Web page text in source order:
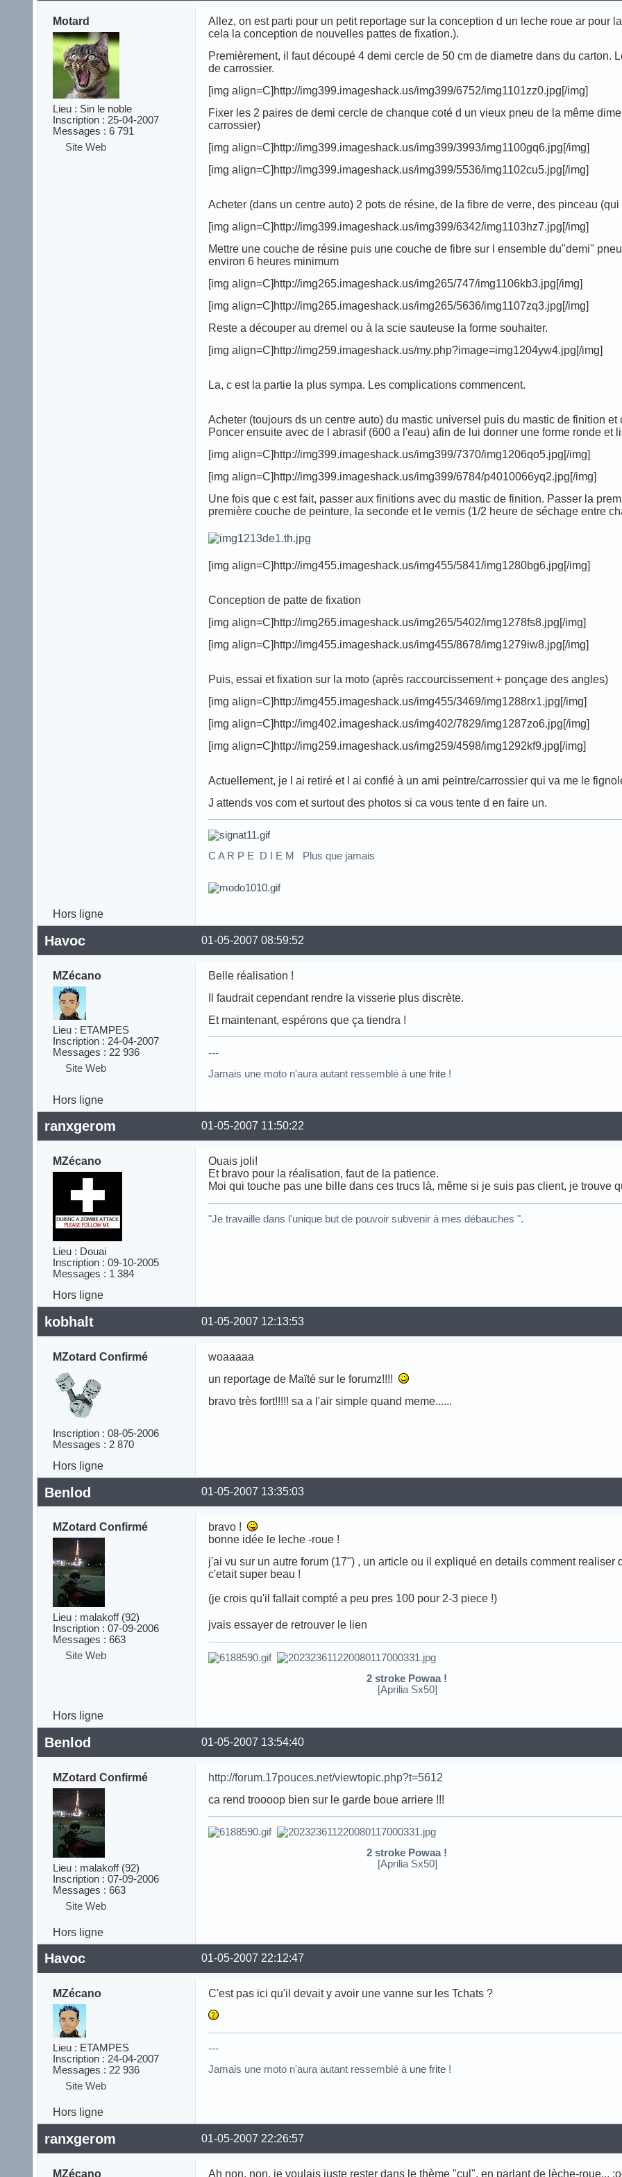
Motard
Lieu : Sin le noble
Inscription : 25-04-2007
Messages : 6 791
Site Web
Allez, on est parti pour un petit reportage sur la conception d un leche roue ar pour
cela la conception de nouvelles pattes de fixation.).
Premièrement, il faut découpé 4 demi cercle de 50 cm de diametre dans du carton.
de carrossier.
[img align=C]http://img399.imageshack.us/img399/6752/img1101zz0.jpg[/img]
Fixer les 2 paires de demi cercle de chanque coté d un vieux pneu de la même
carrossier)
[img align=C]http://img399.imageshack.us/img399/3993/img1100gq6.jpg[/img]
[img align=C]http://img399.imageshack.us/img399/5536/img1102cu5.jpg[/img]
Acheter (dans un centre auto) 2 pots de résine, de la fibre de verre, des pinceau
[img align=C]http://img399.imageshack.us/img399/6342/img1103hz7.jpg[/img]
Mettre une couche de résine puis une couche de fibre sur l ensemble du"demi"
environ 6 heures minimum
[img align=C]http://img265.imageshack.us/img265/747/img1106kb3.jpg[/img]
[img align=C]http://img265.imageshack.us/img265/5636/img1107zq3.jpg[/img]
Reste a découper au dremel ou à la scie sauteuse la forme souhaiter.
[img align=C]http://img259.imageshack.us/my.php?image=img1204yw4.jpg[/img]
La, c est la partie la plus sympa. Les complications commencent.
Acheter (toujours ds un centre auto) du mastic universel puis du mastic de finition
Poncer ensuite avec de l abrasif (600 a l'eau) afin de lui donner une forme ronde et
[img align=C]http://img399.imageshack.us/img399/7370/img1206qo5.jpg[/img]
[img align=C]http://img399.imageshack.us/img399/6784/p4010066yq2.jpg[/img]
Une fois que c est fait, passer aux finitions avec du mastic de finition. Passer la
première couche de peinture, la seconde et le vernis (1/2 heure de séchage entre
[img align=C]http://img455.imageshack.us/img455/5841/img1280bg6.jpg[/img]
Conception de patte de fixation
[img align=C]http://img265.imageshack.us/img265/5402/img1278fs8.jpg[/img]
[img align=C]http://img455.imageshack.us/img455/8678/img1279iw8.jpg[/img]
Puis, essai et fixation sur la moto (après raccourcissement + ponçage des angles)
[img align=C]http://img455.imageshack.us/img455/3469/img1288rx1.jpg[/img]
[img align=C]http://img402.imageshack.us/img402/7829/img1287zo6.jpg[/img]
[img align=C]http://img259.imageshack.us/img259/4598/img1292kf9.jpg[/img]
Actuellement, je l ai retiré et l ai confié à un ami peintre/carrossier qui va me le
J attends vos com et surtout des photos si ca vous tente d en faire un.
C A R P E D I E M Plus que jamais
Hors ligne
01-05-2007 08:59:52
Havoc
MZécano
Lieu : ETAMPES
Inscription : 24-04-2007
Messages : 22 936
Site Web
Belle réalisation !
Il faudrait cependant rendre la visserie plus discrète.
Et maintenant, espérons que ça tiendra !
---
Jamais une moto n'aura autant ressemblé à une frite !
Hors ligne
01-05-2007 11:50:22
ranxgerom
MZécano
Lieu : Douai
Inscription : 09-10-2005
Messages : 1 384
Ouais joli!
Et bravo pour la réalisation, faut de la patience.
Moi qui touche pas une bille dans ces trucs là, même si je suis pas client, je trouve
"Je travaille dans l'unique but de pouvoir subvenir à mes débauches ".
Hors ligne
01-05-2007 12:13:53
kobhalt
MZotard Confirmé
Inscription : 08-05-2006
Messages : 2 870
woaaaaa
un reportage de Maïté sur le forumz!!!!
bravo très fort!!!!! sa a l'air simple quand meme......
Hors ligne
01-05-2007 13:35:03
Benlod
MZotard Confirmé
Lieu : malakoff (92)
Inscription : 07-09-2006
Messages : 663
Site Web
bravo !
bonne idée le leche -roue !
j'ai vu sur un autre forum (17") , un article ou il expliqué en details comment
c'etait super beau !
(je crois qu'il fallait compté a peu pres 100 pour 2-3 piece !)
jvais essayer de retrouver le lien
2 stroke Powaa !
[Aprilia Sx50]
Hors ligne
01-05-2007 13:54:40
Benlod
MZotard Confirmé
Lieu : malakoff (92)
Inscription : 07-09-2006
Messages : 663
Site Web
http://forum.17pouces.net/viewtopic.php?t=5612
ca rend troooop bien sur le garde boue arriere !!!
2 stroke Powaa !
[Aprilia Sx50]
Hors ligne
01-05-2007 22:12:47
Havoc
MZécano
Lieu : ETAMPES
Inscription : 24-04-2007
Messages : 22 936
Site Web
C'est pas ici qu'il devait y avoir une vanne sur les Tchats ?
---
Jamais une moto n'aura autant ressemblé à une frite !
Hors ligne
01-05-2007 22:26:57
ranxgerom
MZécano Ah non, non, je voulais juste rester dans le thème "cul", en parlant de lèche-roue...